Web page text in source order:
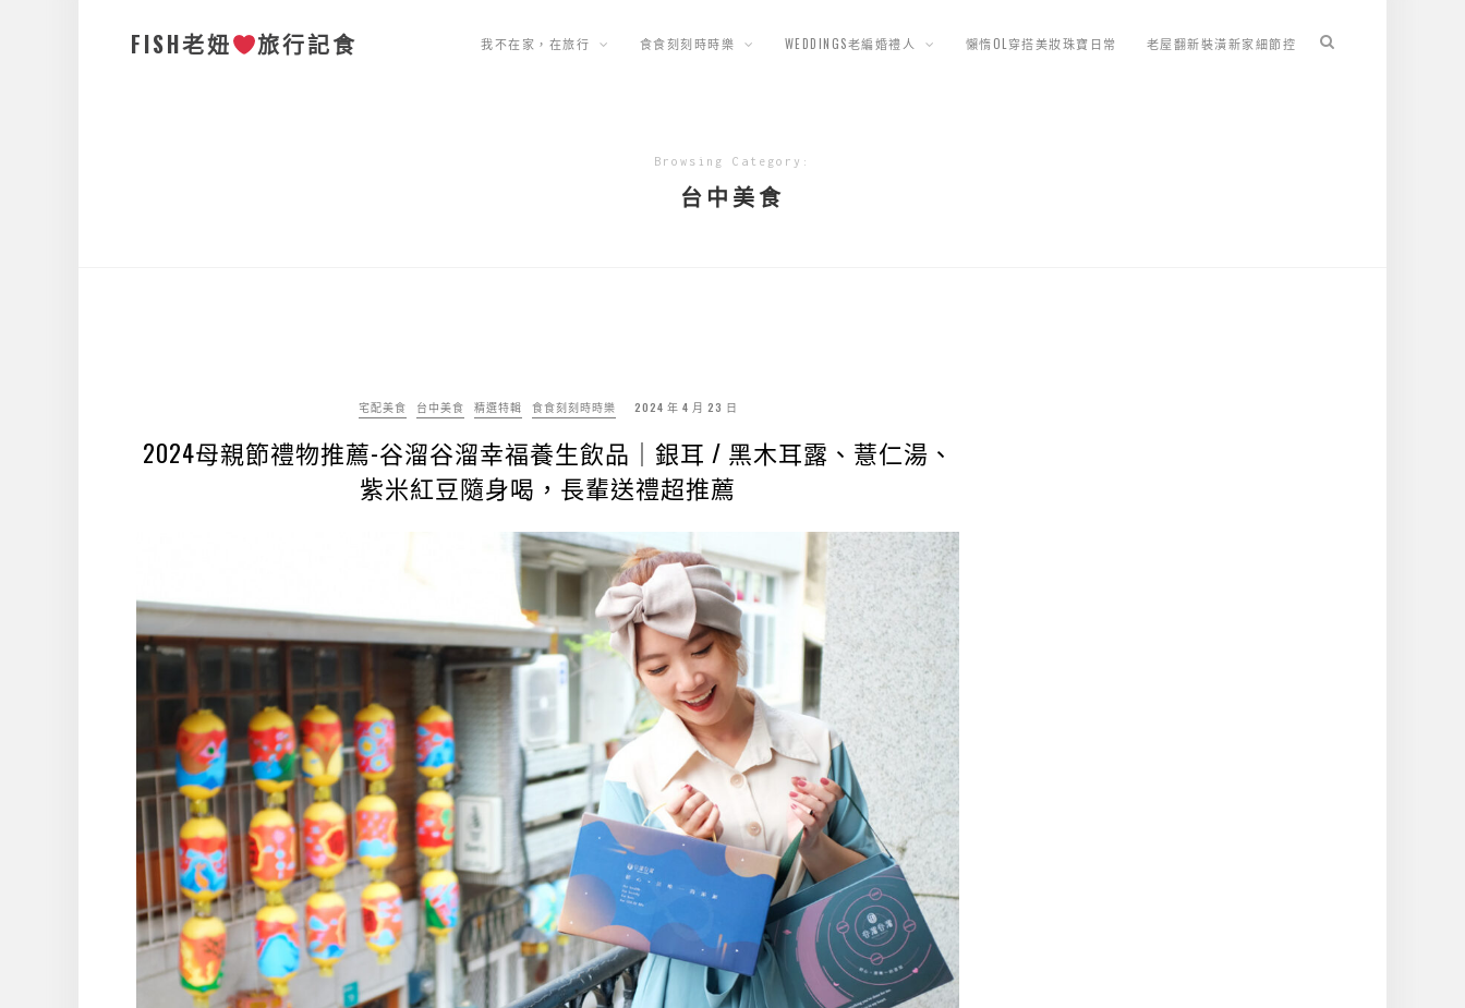
FISH老妞 旅行記食 我不在家，在旅行 食食刻刻時時樂 WEDDINGS老編婚禮人 懶惰OL穿搭美妝珠寶日常 老屋翻新裝潢新家細節控
Browsing Category:
台中美食
宅配美食 台中美食 精選特輯 食食刻刻時時樂 2024 年 4 月 23 日
2024母親節禮物推薦-谷溜谷溜幸福養生飲品｜銀耳 / 黑木耳露、薏仁湯、
紫米紅豆隨身喝，長輩送禮超推薦